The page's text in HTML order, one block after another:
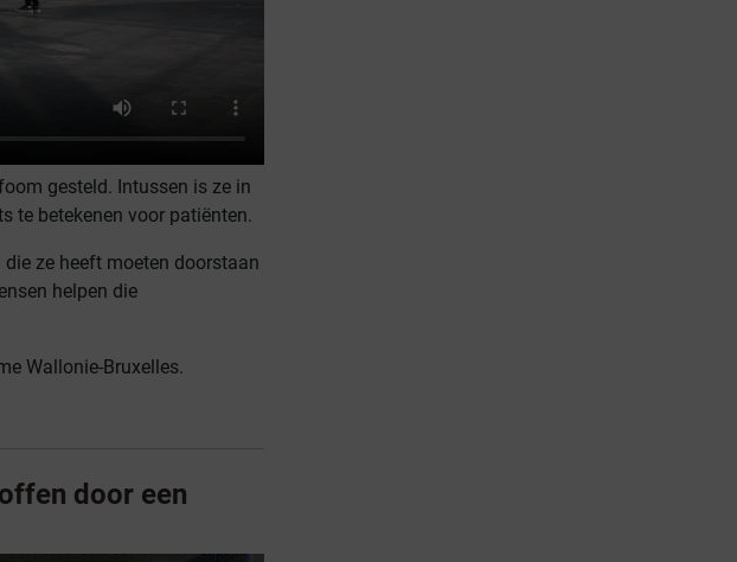
gesteld. Intussen is ze in
te betekenen voor patiënten.
ze heeft moeten doorstaan
helpen die
Wallonie-Bruxelles.
door een